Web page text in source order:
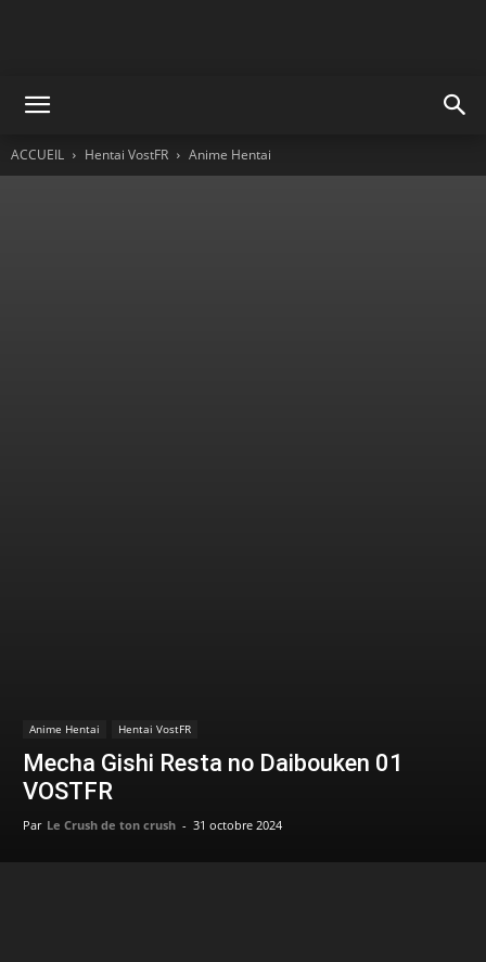
ACCUEIL Hentai VostFR Anime Hentai
Anime Hentai Hentai VostFR
Mecha Gishi Resta no Daibouken 01
VOSTFR
Par Le Crush de ton crush - 31 octobre 2024